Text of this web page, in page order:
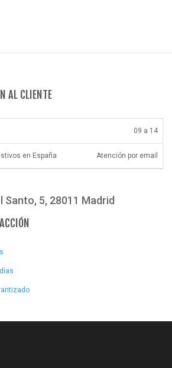
AL CLIENTE
09 a 14
en España Atención por email
Santo, 5, 28011 Madrid